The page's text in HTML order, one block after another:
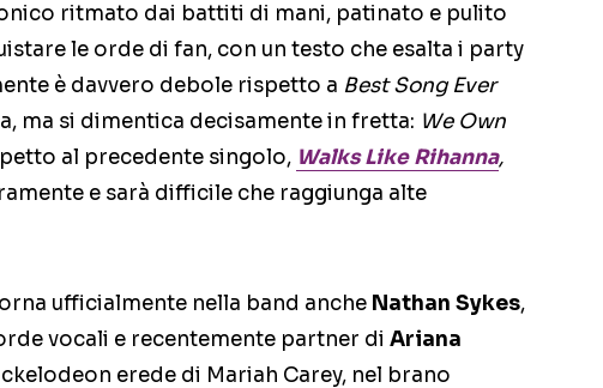
ritmato dai battiti di mani, patinato e pulito
le orde di fan, con un testo che esalta i party
è davvero debole rispetto a Best Song Ever
ma si dimentica decisamente in fretta: We Own
al precedente singolo, Walks Like Rihanna,
e sarà difficile che raggiunga alte
ufficialmente nella band anche Nathan Sykes,
vocali e recentemente partner di Ariana
erede di Mariah Carey, nel brano